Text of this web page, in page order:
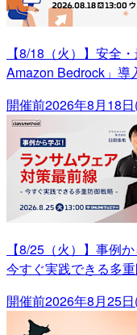
【8/18（火）】安全
Amazon Bedrock」導
開催前2026年8月18
【8/25（火）】事例
今すぐ実践できる多
開催前2026年8月25